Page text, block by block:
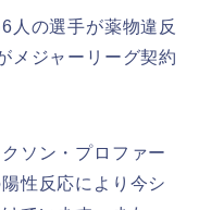
人の選手が薬物違反
メジャーリーグ契約
ソン・プロファー
性反応により今シ